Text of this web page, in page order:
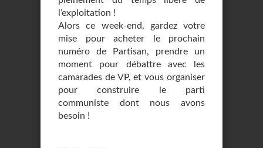
l’exploitation !
Alors ce week-end, gardez votre
mise pour acheter le prochain
numéro de Partisan, prendre un
moment pour débattre avec les
camarades de VP, et vous organiser
pour construire le parti
communiste dont nous avons
besoin !